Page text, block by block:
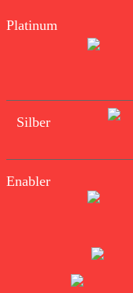
Platinum
Silber
Enabler